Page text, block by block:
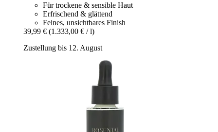
Für trockene & sensible Haut
Erfrischend & glättend
Feines, unsichtbares Finish
39,99 € (1.333,00 € / l)
Zustellung bis 12. August